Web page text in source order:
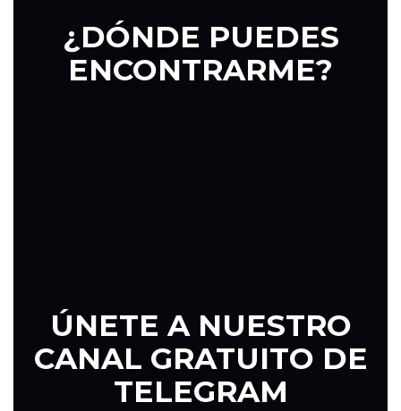
¿DÓNDE PUEDES
ENCONTRARME?
ÚNETE A NUESTRO
CANAL GRATUITO DE
TELEGRAM